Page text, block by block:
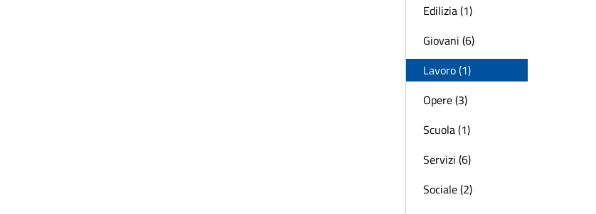
Edilizia (1)
Giovani (6)
Lavoro (1)
Opere (3)
Scuola (1)
Servizi (6)
Sociale (2)